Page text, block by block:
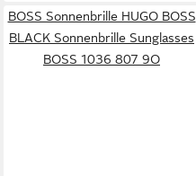
BOSS Sonnenbrille HUGO BOSS
BLACK Sonnenbrille Sunglasses
BOSS 1036 807 9O